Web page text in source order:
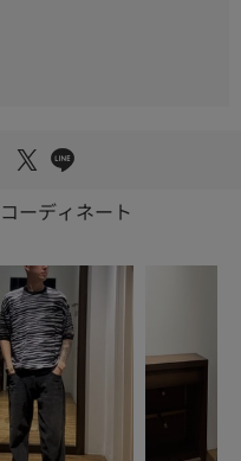
ーディネート